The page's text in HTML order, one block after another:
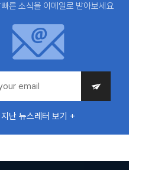
른 소식을 이메일로 받아보세요
지난 뉴스레터 보기 +